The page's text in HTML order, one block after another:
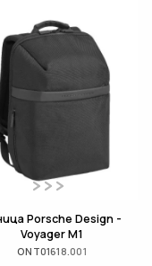
Porsche Design -
Voyager M1
ONT01618.001